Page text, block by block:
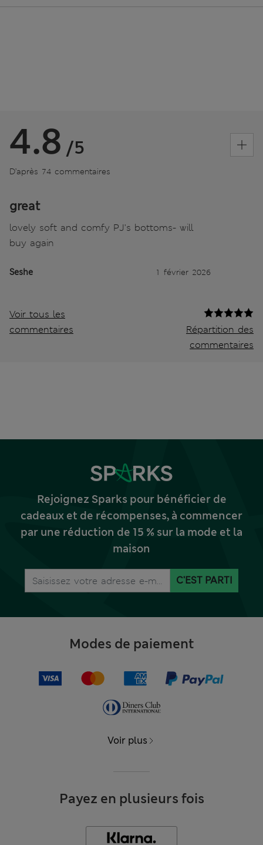
4.8 /5
D’après 74 commentaires
great
lovely soft and comfy PJ's bottoms- will
buy again
Seshe 1 février 2026
Voir tous les
commentaires
Répartition des
commentaires
Rejoignez Sparks pour bénéficier de
cadeaux et de récompenses, à commencer
par une réduction de 15 % sur la mode et la
maison
C'EST PARTI
Modes de paiement
Voir plus
Payez en plusieurs fois